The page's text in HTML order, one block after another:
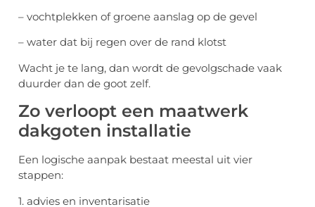
– vochtplekken of groene aanslag op de gevel
– water dat bij regen over de rand klotst
Wacht je te lang, dan wordt de gevolgschade vaak
duurder dan de goot zelf.
Zo verloopt een maatwerk
dakgoten installatie
Een logische aanpak bestaat meestal uit vier
stappen:
1. advies en inventarisatie